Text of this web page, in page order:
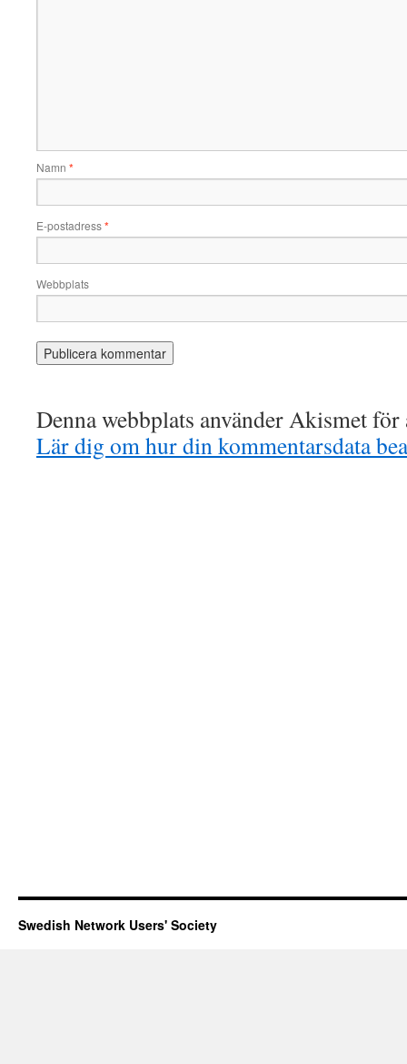
Namn *
E-postadress*
Webbplats
Denna webbplats använder Akismet
Lär dig om hur din kommentarsdata
Swedish Network Users' Society